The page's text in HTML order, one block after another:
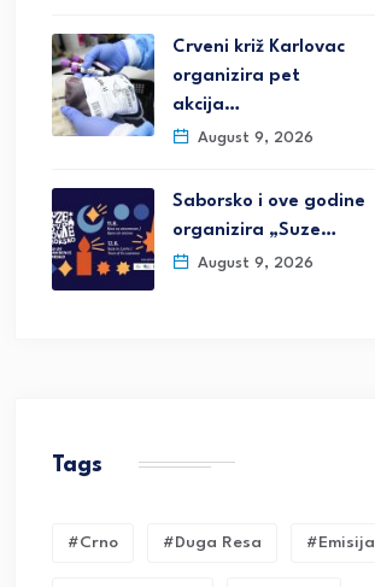
Crveni križ Karlovac
organizira pet
akcija…
August 9, 2026
Saborsko i ove godine
organizira „Suze…
August 9, 2026
Tags
#crno #duga Resa #emisija